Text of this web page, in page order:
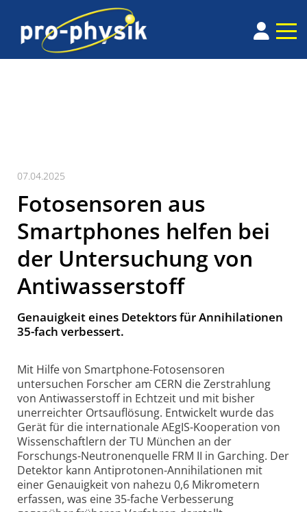
07.04.2025
Fotosensoren aus
Smartphones helfen bei
der Untersuchung von
Antiwasserstoff
Genauigkeit eines Detektors für Annihilationen
35-fach verbessert.
Mit Hilfe von Smartphone-Fotosensoren
untersuchen Forscher am CERN die Zerstrahlung
von Antiwasserstoff in Echtzeit und mit bisher
unerreichter Ortsauflösung. Entwickelt wurde das
Gerät für die internationale AEgIS-Kooperation von
Wissenschaftlern der TU München an der
Forschungs-Neutronenquelle FRM II in Garching. Der
Detektor kann Antiprotonen-Annihilationen mit
einer Genauigkeit von nahezu 0,6 Mikrometern
erfassen, was eine 35-fache Verbesserung